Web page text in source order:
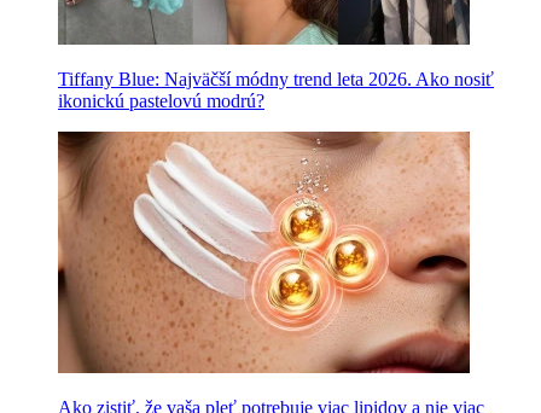
Tiffany Blue: Najväčší módny trend leta 2026. Ako nosiť
ikonickú pastelovú modrú?
Ako zistiť, že vaša pleť potrebuje viac lipidov a nie viac